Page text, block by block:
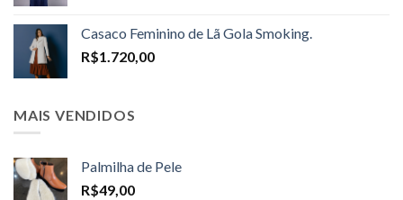
through
Casaco Feminino de Lã Gola Smoking.
R$1.720,00
MAIS VENDIDOS
Palmilha de Pele
R$49,00